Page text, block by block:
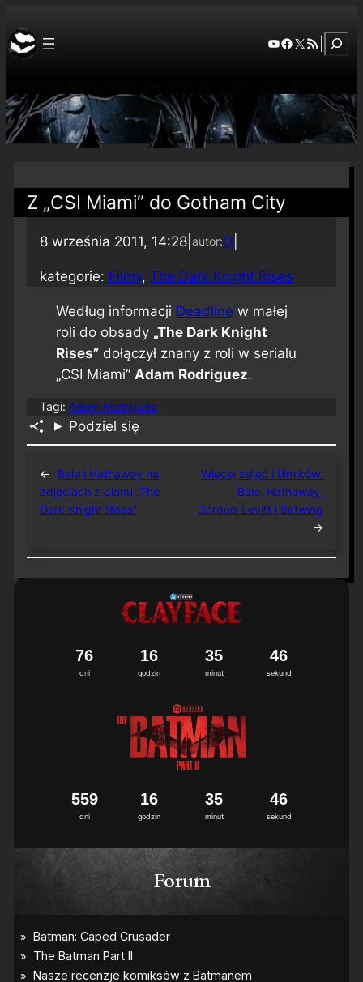
YouTube
Facebook
X RSS Feed
Z „CSI Miami” do Gotham City
8 września 2011, 14:28| autor:Q
kategorie: Filmy, The Dark Knight Rises
Według informacji Deadline w małej
roli do obsady „The Dark Knight
Rises”dołączył znany z roli w serialu
„CSI Miami” Adam Rodriguez.
Tagi: Adam Rodriguez
Podziel się
←
Bale i Hathaway na
zdjęciach z planu „The
Dark Knight Rises”
Więcej zdjęć i filmików:
Bale, Hathaway,
Gordon-Levitt i Batwing
→
dni
76
godzin
16
minut
35
sekund
46
dni
559
godzin
16
minut
35
sekund
46
Forum